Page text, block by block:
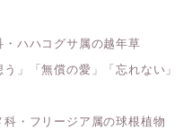
・ハハコグサ属の越年草
」「無償の愛」「忘れない」
科・フリージア属の球根植物